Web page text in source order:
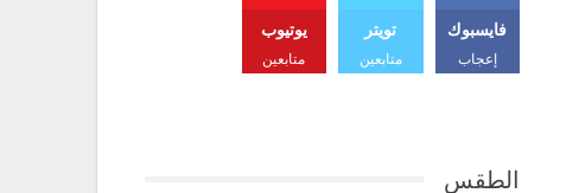
فايسبوك
إعجاب
تويتر
متابعين
يوتيوب
متابعين
الطقس